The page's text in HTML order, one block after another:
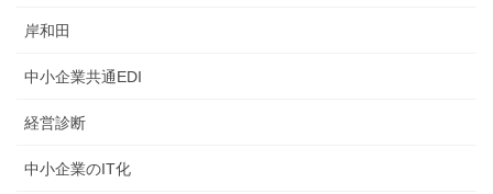
岸和田
中小企業共通EDI
経営診断
中小企業のIT化